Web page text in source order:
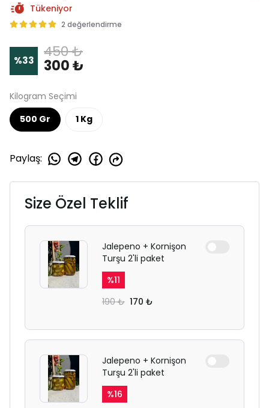
Tükeniyor
2 değerlendirme
%33 450 ₺
300 ₺
Kilogram Seçimi
500 Gr
1 Kg
Paylaş:
Size Özel Teklif
Jalepeno + Kornişon
Turşu 2'li paket
%11
190 ₺ 170 ₺
Jalepeno + Kornişon
Turşu 2'li paket
%16